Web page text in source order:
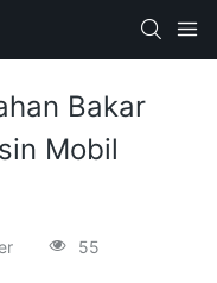
Bakar
Mobil
55